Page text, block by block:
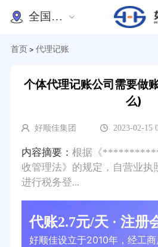
全国办理
首页 > 代理记账
个体代理记账公司需要做
么)
好顺佳集团 2023-02-15
内容摘要： 根据《
收管理法》的规定，自营业执
进行税务登...
代账2.7元/天 · 注册
好顺佳设立于2010年，经工